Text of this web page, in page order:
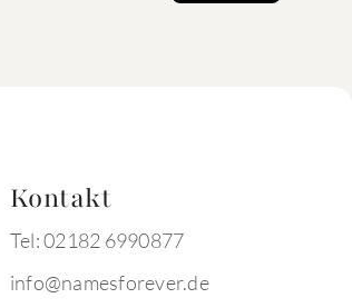
Kontakt
Tel: 02182 6990877
info@namesforever.de